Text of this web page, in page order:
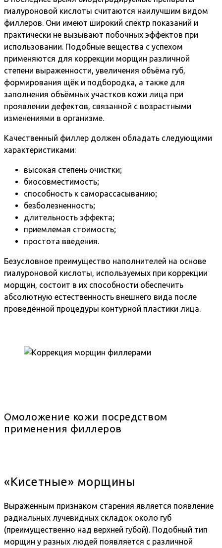
гиалуроновой кислоты считаются наилучшим видом
филлеров. Они имеют широкий спектр показаний и
практически не вызывают побочных эффектов при
использовании. Подобные вещества с успехом
применяются для коррекции морщин различной
степени выраженности, увеличения объёма губ,
формирования щёк и подбородка, а также для
заполнения объёмных участков кожи лица при
проявлении дефектов, связанной с возрастными
изменениями в организме.
Качественный филлер должен обладать следующими
характеристиками:
высокая степень очистки;
биосовместимость;
способность к саморассасыванию;
безболезненность;
длительность эффекта;
приемлемая стоимость;
простота введения.
Безусловное преимущество наполнителей на основе
гиалуроновой кислоты, используемых при коррекции
морщин, состоит в их способности обеспечить
абсолютную естественность внешнего вида после
проведённой процедуры контурной пластики лица.
Омоложение кожи посредством
применения филлеров
«Кисетные» морщины
Выраженным признаком старения является появление
радиальных лучевидных складок около губ
(преимущественно над верхней губой). Подобный тип
морщин у разных людей появляется с различной